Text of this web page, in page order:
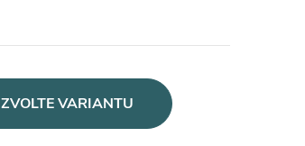
ZVOLTE VARIANTU